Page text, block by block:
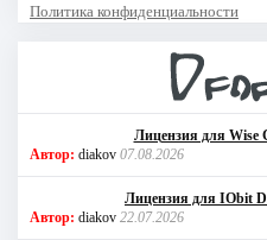
Политика конфиденциальности
Лицензия для Wise
Автор: diakov 07.08.2026
Лицензия для IObit
Автор: diakov 22.07.2026